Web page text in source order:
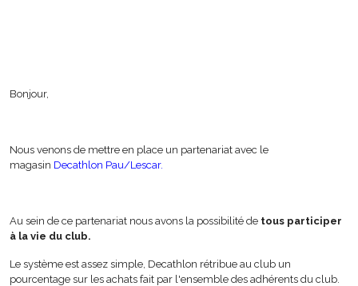
Bonjour,
Nous venons de mettre en place un partenariat avec le
magasin Decathlon Pau/Lescar.
Au sein de ce partenariat nous avons la possibilité de tous participer
à la vie du club.
Le système est assez simple, Decathlon rétribue au club un
pourcentage sur les achats fait par l'ensemble des adhérents du club.